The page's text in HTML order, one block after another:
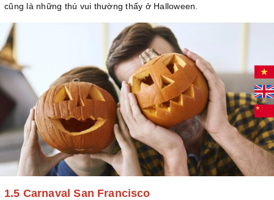
cũng là những thú vui thường thấy ở Halloween.
1.5 Carnaval San Francisco